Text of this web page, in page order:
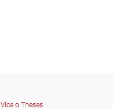
Více o Theses